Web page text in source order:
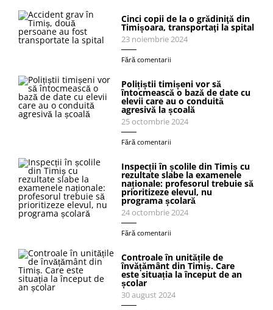
Cinci copii de la o grădiniţă din
Timișoara, transportaţi la spital
23 noiembrie 2024
Fără comentarii
Polițiștii timișeni vor să
întocmească o bază de date cu
elevii care au o conduită
agresivă la școală
25 octombrie 2024
Fără comentarii
Inspecții în școlile din Timiș cu
rezultate slabe la examenele
naționale: profesorul trebuie să
prioritizeze elevul, nu
programa școlară
24 octombrie 2024
Fără comentarii
Controale în unitățile de
învățământ din Timiș. Care
este situația la început de an
școlar
30 august 2024